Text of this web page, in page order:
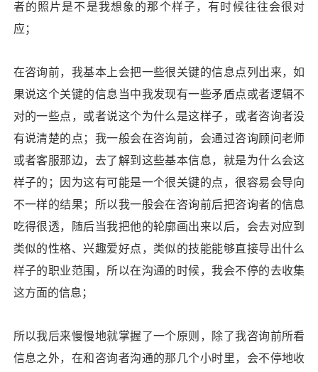
者的照片是不是我想象的那个样子，有时候往往会很对
应；
在咨询前，我基本上会把一些很关键的信息点列出来，如
果说这个关键的信息当中我发现有一些矛盾点或者逻辑不
对的一些点，或者说这个为什么是这样子，或者咨询者没
有说清楚的点；我一般会在咨询前，会通过咨询顾问老师
或者客服那边，去了解到这些基本信息，就是为什么会这
样子的；因为这有可能是一个很关键的点，很容易会导向
不一样的结果；所以我一般会在咨询前后把咨询者的信息
吃得很透，随后当我把他的轮廓画出来以后，会去对应到
类似的性格、兴趣爱好点，类似的技能能够直接导出什么
样子的职业范围，所以在沟通的时候，我会不停的去收集
这方面的信息；
所以我后来慢慢地就掌握了一个原则，除了我咨询前所看
信息之外，在和咨询者沟通的那几个小时里，会不停地收